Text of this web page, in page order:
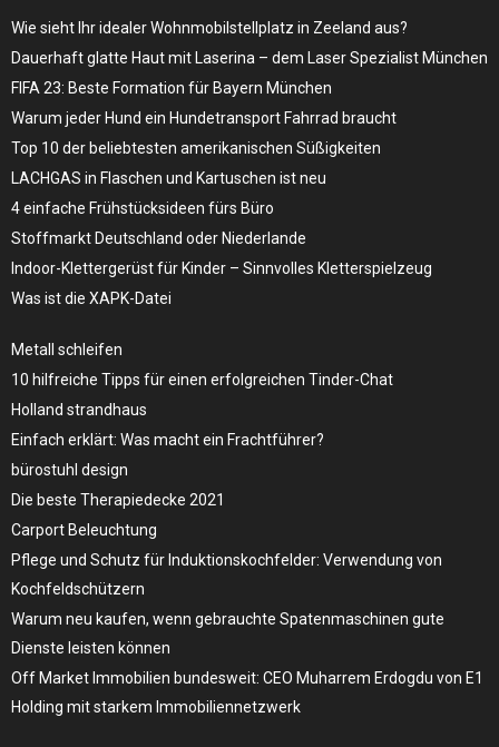
Wie sieht Ihr idealer Wohnmobilstellplatz in Zeeland aus?
Dauerhaft glatte Haut mit Laserina – dem Laser Spezialist München
FIFA 23: Beste Formation für Bayern München
Warum jeder Hund ein Hundetransport Fahrrad braucht
Top 10 der beliebtesten amerikanischen Süßigkeiten
LACHGAS in Flaschen und Kartuschen ist neu
4 einfache Frühstücksideen fürs Büro
Stoffmarkt Deutschland oder Niederlande
Indoor-Klettergerüst für Kinder – Sinnvolles Kletterspielzeug
Was ist die XAPK-Datei
Metall schleifen
10 hilfreiche Tipps für einen erfolgreichen Tinder-Chat
Holland strandhaus
Einfach erklärt: Was macht ein Frachtführer?
bürostuhl design
Die beste Therapiedecke 2021
Carport Beleuchtung
Pflege und Schutz für Induktionskochfelder: Verwendung von
Kochfeldschützern
Warum neu kaufen, wenn gebrauchte Spatenmaschinen gute
Dienste leisten können
Off Market Immobilien bundesweit: CEO Muharrem Erdogdu von E1
Holding mit starkem Immobiliennetzwerk